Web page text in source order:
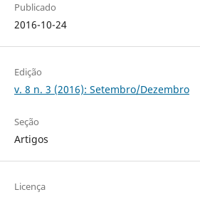
Publicado
2016-10-24
Edição
v. 8 n. 3 (2016): Setembro/Dezembro
Seção
Artigos
Licença